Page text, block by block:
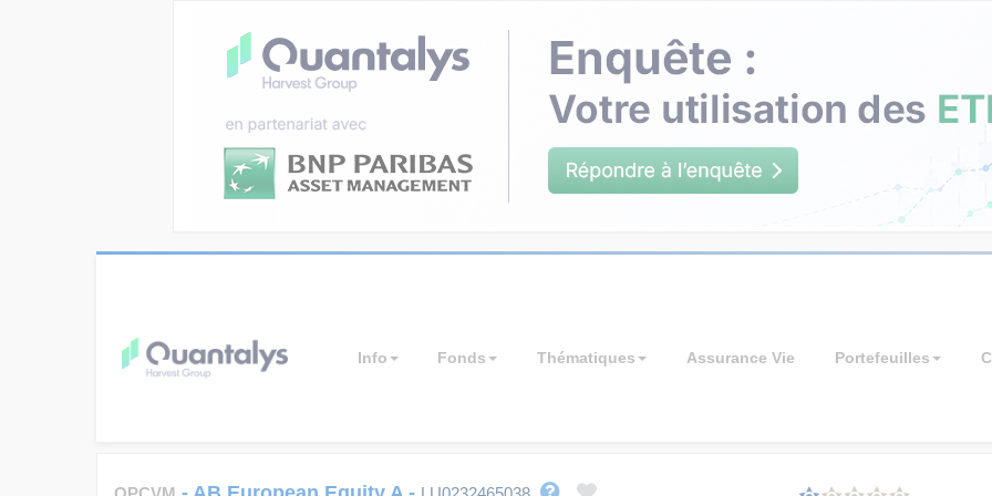
Info Fonds Thématiques Assurance Vie Portefeuilles